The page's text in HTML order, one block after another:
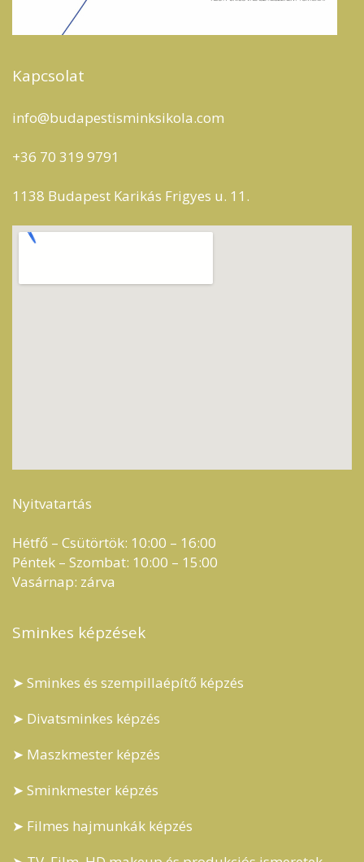
Kapcsolat
info@budapestisminksikola.com
+36 70 319 9791
1138 Budapest Karikás Frigyes u. 11.
Nyitvatartás
Hétfő – Csütörtök: 10:00 – 16:00
Péntek – Szombat: 10:00 – 15:00
Vasárnap: zárva
Sminkes képzések
➤ Sminkes és szempillaépítő képzés
➤ Divatsminkes képzés
➤ Maszkmester képzés
➤ Sminkmester képzés
➤ Filmes hajmunkák képzés